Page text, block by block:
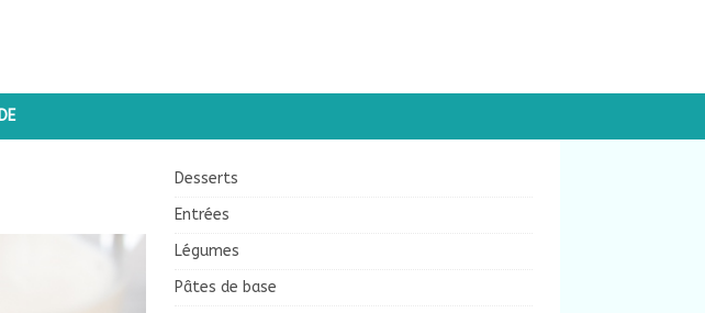
Desserts
Entrées
Légumes
Pâtes de base